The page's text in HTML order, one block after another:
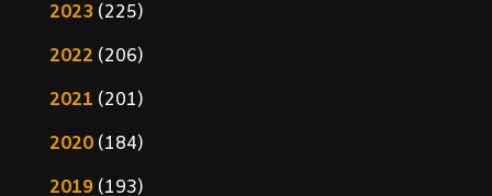
2023(225)
2022 (206)
2021 (201)
2020(184)
2019(193)